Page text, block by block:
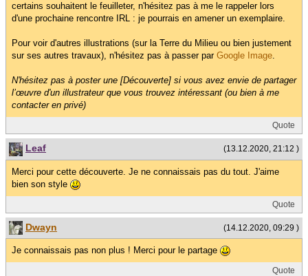
certains souhaitent le feuilleter, n'hésitez pas à me le rappeler lors
d'une prochaine rencontre IRL : je pourrais en amener un exemplaire.
Pour voir d'autres illustrations (sur la Terre du Milieu ou bien justement
sur ses autres travaux), n'hésitez pas à passer par Google Image.
N'hésitez pas à poster une [Découverte] si vous avez envie de partager
l’œuvre d'un illustrateur que vous trouvez intéressant (ou bien à me
contacter en privé)
Quote
(13.12.2020, 21:12 )
Leaf
Merci pour cette découverte. Je ne connaissais pas du tout. J'aime
bien son style
Quote
(14.12.2020, 09:29 )
Dwayn
Je connaissais pas non plus ! Merci pour le partage
Quote